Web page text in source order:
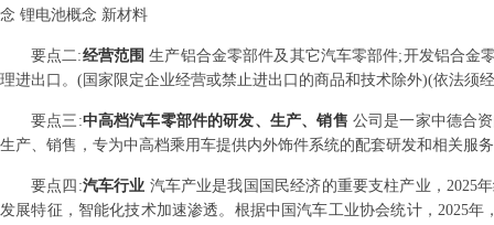
念 锂电池概念 新材料
要点二:经营范围生产铝合金零部件及其它汽车零部件;开发铝合金
理进出口。(国家限定企业经营或禁止进出口的商品和技术除外)(依法须
要点三 :中高档汽车零部件的研发、生产、销售 公司是一家中德合
生产、销售，专为中高档乘用车提供内外饰件系统的配套研发和相关服
要点 四 :汽车行业 汽车产业是我国国民经济的重要支柱产业，2025
发展特征，智能化技术加速渗透。根据中国汽车工业协会统计，2025